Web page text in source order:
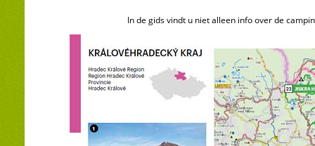
In de gids vindt u niet alleen info over de